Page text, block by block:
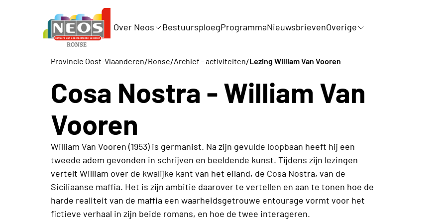
Over Neos BestuursploegProgrammaNieuwsbrievenOverige
Provincie Oost-Vlaanderen/Ronse/Archief - activiteiten/Lezing William Van Vooren
Cosa Nostra - William Van
Vooren
William Van Vooren (1953) is germanist. Na zijn gevulde loopbaan heeft hij een
tweede adem gevonden in schrijven en beeldende kunst. Tijdens zijn lezingen
vertelt William over de kwalijke kant van het eiland, de Cosa Nostra, van de
Siciliaanse maffia. Het is zijn ambitie daarover te vertellen en aan te tonen hoe de
harde realiteit van de maffia een waarheidsgetrouwe entourage vormt voor het
fictieve verhaal in zijn beide romans, en hoe de twee interageren.